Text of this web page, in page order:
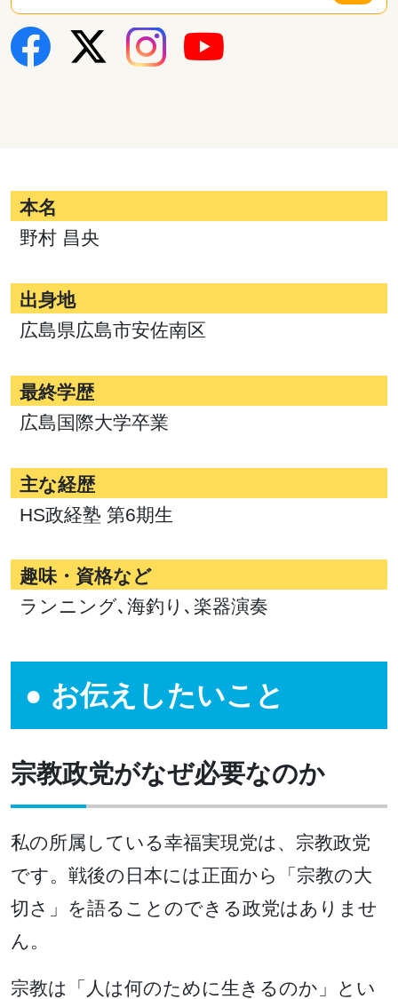
本名
野村 昌央
出身地
広島県広島市安佐南区
最終学歴
広島国際大学卒業
主な経歴
HS政経塾 第6期生
趣味・資格など
ランニング､海釣り､楽器演奏
お伝えしたいこと
宗教政党がなぜ必要なのか
私の所属している幸福実現党は、宗教政党
です。戦後の日本には正面から「宗教の大
切さ」を語ることのできる政党はありませ
ん。
宗教は「人は何のために生きるのか」とい